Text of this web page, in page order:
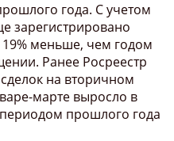
года. С учетом
зарегистрировано
меньше, чем годом
Ранее Росреестр
на вторичном
марте выросло в
прошлого года